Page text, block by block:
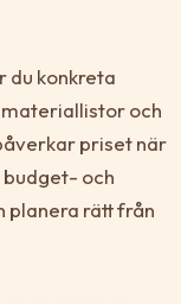
du konkreta
och
priset när
budget- och
planera rätt från